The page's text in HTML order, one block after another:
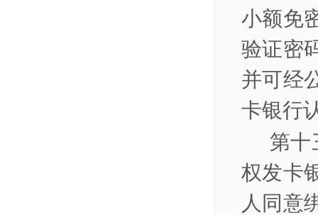
小额免
验证密
并可经
卡银行
第十
权发卡
人同意